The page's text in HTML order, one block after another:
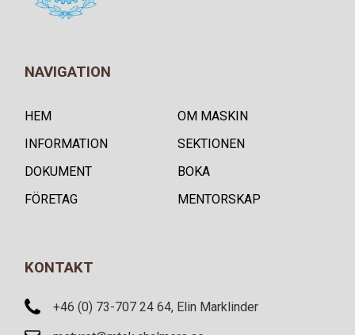
NAVIGATION
HEM
OM MASKIN
INFORMATION
SEKTIONEN
DOKUMENT
BOKA
FÖRETAG
MENTORSKAP
KONTAKT
+46 (0) 73-707 24 64, Elin Marklinder